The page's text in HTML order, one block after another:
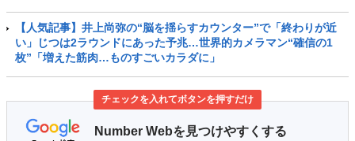
【人気記事】井上尚弥の“脳を揺らすカウンター”で「終わりが近
い」じつは2ラウンドにあった予兆…世界的カメラマン“確信の1
枚”「増えた筋肉…ものすごいカラダに」
チェックを入れてボタンを押すだけ
Number Webを見つけやすくする